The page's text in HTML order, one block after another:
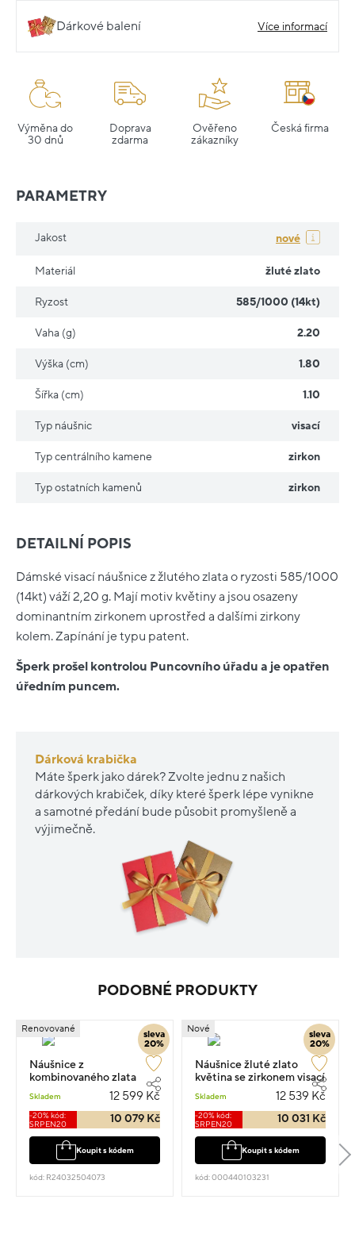
Dárkové balení Více informací
Výměna do
30 dnů
Doprava
zdarma
Ověřeno
zákazníky
Česká firma
DETAILNÍ POPIS
Dámské visací náušnice z žlutého zlata o ryzosti 585/1000
(14kt) váží 2,20 g. Mají motiv květiny a jsou osazeny
dominantním zirkonem uprostřed a dalšími zirkony
kolem. Zapínání je typu patent.
Šperk prošel kontrolou Puncovního úřadu a je opatřen
úředním puncem.
Dárková krabička
Máte šperk jako dárek? Zvolte jednu z našich
dárkových krabiček, díky které šperk lépe vynikne
a samotné předání bude působit promyšleně a
výjimečně.
PARAMETRY
Jakost nové
Materiál žluté zlato
Ryzost 585/1000 (14kt)
Vaha (g) 2.20
Výška (cm) 1.80
Šířka (cm) 1.10
Typ náušnic visací
Typ centrálního kamene zirkon
Typ ostatních kamenů zirkon
PODOBNÉ PRODUKTY
sleva
20%
Renovované
Náušnice z
kombinovaného zlata
květina visací 1.5cm 3.44g
s diamantem 0.150ct
Skladem 12 599 Kč
-20% kód:
SRPEN20
10 079 Kč
Koupit s kódem
kód: R24032504073
sleva
20%
Nové
Náušnice žluté zlato
květina se zirkonem visací
Skladem 12 539 Kč
-20% kód:
SRPEN20
10 031 Kč
Koupit s kódem
kód: 000440103231